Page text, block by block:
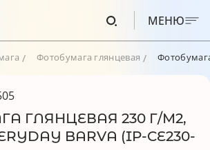
МЕНЮ
Фотобумага глянцевая
ГЛЯНЦЕВАЯ 230 Г/М2,
BARVA (IP-CE230-